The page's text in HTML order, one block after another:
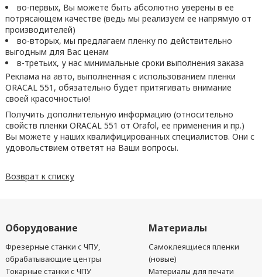
во-первых, Вы можете быть абсолютно уверены в ее
потрясающем качестве (ведь мы реализуем ее напрямую от
производителей)
во-вторых, мы предлагаем пленку по действительно
выгодным для Вас ценам
в-третьих, у нас минимальные сроки выполнения заказа
Реклама на авто, выполненная с использованием пленки
ORACAL 551, обязательно будет притягивать внимание
своей красочностью!
Получить дополнительную информацию (относительно
свойств пленки ORACAL 551 от Orafol, ее применения и пр.)
Вы можете у наших квалифицированных специалистов. Они с
удовольствием ответят на Ваши вопросы.
Возврат к списку
Оборудование
Фрезерные станки с ЧПУ,
обрабатывающие центры
Токарные станки с ЧПУ
Материалы
Самоклеящиеся пленки
(новые)
Материалы для печати